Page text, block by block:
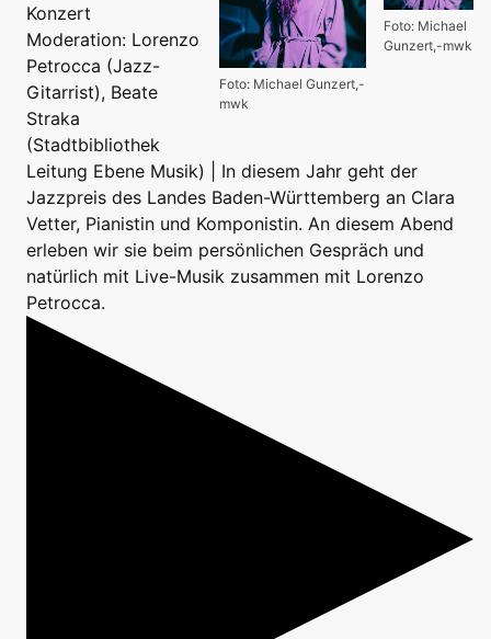
Foto: Michael
Gunzert,-mwk
Foto: Michael Gunzert,-
mwk
Konzert
Moderation: Lorenzo
Petrocca (Jazz-
Gitarrist), Beate
Straka
(Stadtbibliothek
Leitung Ebene Musik) | In diesem Jahr geht der
Jazzpreis des Landes Baden-Württemberg an Clara
Vetter, Pianistin und Komponistin. An diesem Abend
erleben wir sie beim persönlichen Gespräch und
natürlich mit Live-Musik zusammen mit Lorenzo
Petrocca.